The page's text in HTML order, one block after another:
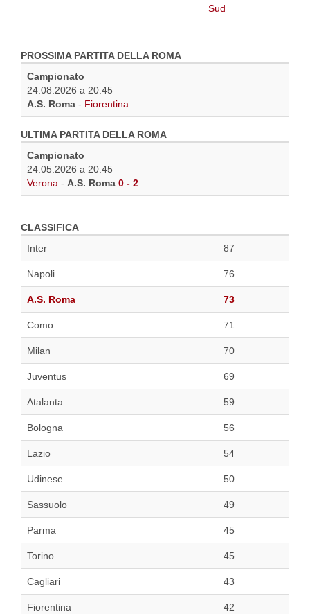
PROSSIMA PARTITA DELLA ROMA
Campionato
24.08.2026 a 20:45
A.S. Roma - Fiorentina
ULTIMA PARTITA DELLA ROMA
Campionato
24.05.2026 a 20:45
Verona - A.S. Roma 0 - 2
CLASSIFICA
Inter
87
Napoli 76
A.S. Roma 73
Como 71
Milan 70
Juventus 69
Atalanta 59
Bologna 56
Lazio 54
Udinese 50
Sassuolo 49
Parma 45
Torino 45
Cagliari 43
Fiorentina 42